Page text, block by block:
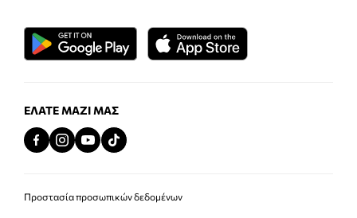
ΕΛΆΤΕ ΜΑΖΊ ΜΑΣ
Προστασία προσωπικών δεδομένων